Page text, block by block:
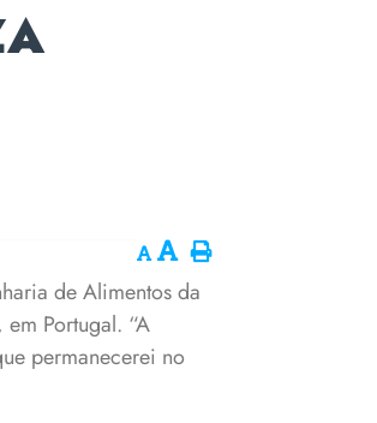
de Alimentos da
Portugal. “A
permanecerei no